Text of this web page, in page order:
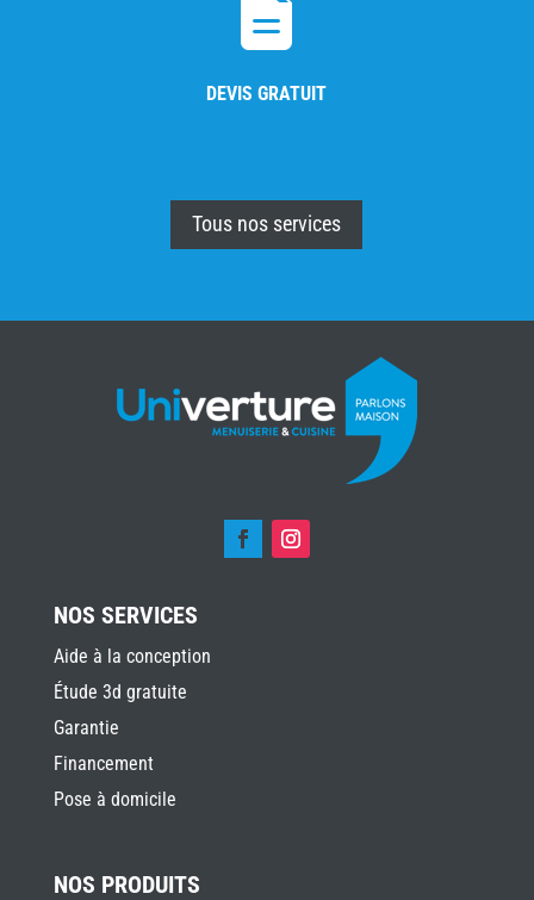
DEVIS GRATUIT
Tous nos services
NOS SERVICES
Aide à la conception
Étude 3d gratuite
Garantie
Financement
Pose à domicile
NOS PRODUITS